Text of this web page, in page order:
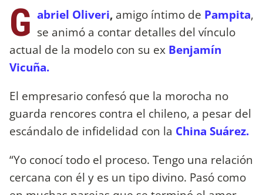
G abriel Oliveri, amigo íntimo de Pampita,
se animó a contar detalles del vínculo
actual de la modelo con su ex Benjamín
Vicuña.
El empresario confesó que la morocha no
guarda rencores contra el chileno, a pesar del
escándalo de infidelidad con la China Suárez.
“Yo conocí todo el proceso. Tengo una relación
cercana con él y es un tipo divino. Pasó como